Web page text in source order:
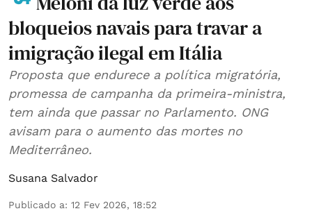
bloqueios navais para travar a
imigração ilegal em Itália
Proposta que endurece a política migratória,
promessa de campanha da primeira-ministra,
tem ainda que passar no Parlamento. ONG
avisam para o aumento das mortes no
Mediterrâneo.
Susana Salvador
Publicado a: 12 Fev 2026, 18:52